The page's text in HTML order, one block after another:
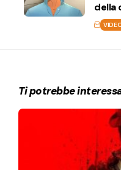
della
Ti potrebbe